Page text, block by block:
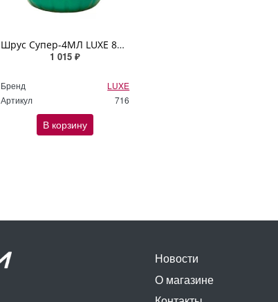
Шрус Супер-4МЛ LUXЕ 850г
1 015 ₽
Бренд
LUXE
Артикул
716
В корзину
Новости
О магазине